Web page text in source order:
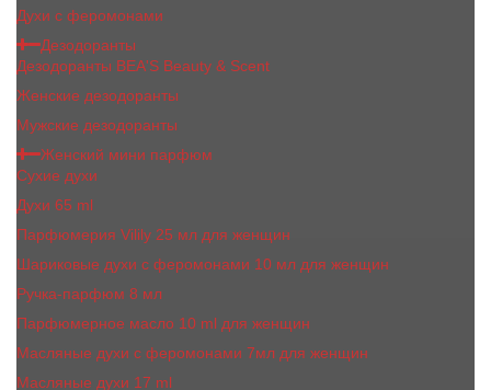
Духи с феромонами
Дезодоранты
Дезодоранты BEA'S Beauty & Scent
Женские дезодоранты
Мужские дезодоранты
Женский мини парфюм
Сухие духи
Духи 65 ml
Парфюмерия Vilily 25 мл для женщин
Шариковые духи с феромонами 10 мл для женщин
Ручка-парфюм 8 мл
Парфюмерное масло 10 ml для женщин
Масляные духи c феромонами 7мл для женщин
Масляные духи 17 ml